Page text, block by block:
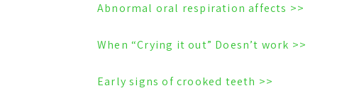
<< Abnormal oral respiration affects
<< When “Crying it out” Doesn’t work
<< Early signs of crooked teeth